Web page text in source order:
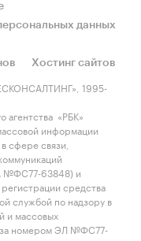
данных
Хостинг сайтов
1995-
«РБК»
информации
сфере связи,
№ФС77-63848) и
средства
службой по надзору в
и массовых
за номером ЭЛ №ФС77-